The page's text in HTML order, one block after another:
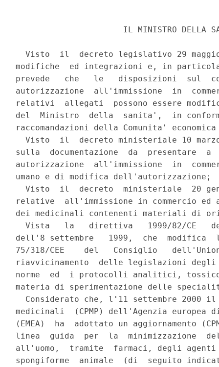
IL MINISTRO DELLA
Visto  il  decreto legislativo 29
modifiche  ed integrazioni e, in
prevede   che   le   disposizioni  sul
autorizzazione  all'immissione  in
relativi  allegati  possono essere
del  Ministro  della  sanita',  in
raccomandazioni della Comunita'
Visto  il  decreto ministeriale 10
sulla  documentazione  da  presentare  a
autorizzazione  all'immissione  in
umano e di modifica dell'autorizzazione;
Visto  il  decreto  ministeriale  20
relative  all'immissione in commercio ed
dei medicinali contenenti materiali di
Vista   la   direttiva   1999/82/CE
dell'8 settembre   1999,  che
75/318/CEE    del   Consiglio
riavvicinamento  delle legislazioni
norme  ed  i protocolli analitici,
materia di sperimentazione delle
Considerato che, l'11 settembre 2000
medicinali  (CPMP) dell'Agenzia europea
(EMEA)  ha  adottato un aggiornamento
linea  guida  per  la  minimizzazione
all'uomo,  tramite  farmaci, degli agenti
spongiforme  animale  (di  seguito